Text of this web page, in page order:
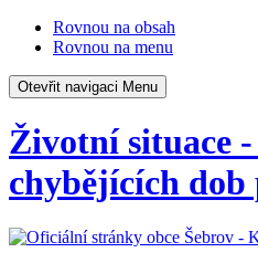
Rovnou na obsah
Rovnou na menu
Otevřit navigaci Menu
Životní situace
chybějících dob